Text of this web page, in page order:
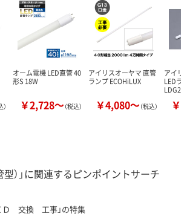
）
オーム電機 LED直管 40
形S 18W
￥2,728～（税込）
アイリスオーヤマ 直管
ランプ ECOHiLUX
￥4,080～（税込）
アイリ
LEDラ
￥
型）」に関連するピンポイントサーチ
Ｄ 交換 工事」の特集